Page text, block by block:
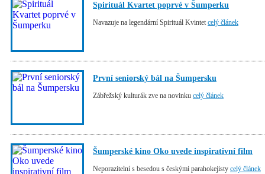
Spirituál Kvartet poprvé v Šumperku
Navazuje na legendární Spirituál Kvintet celý článek
První seniorský bál na Šumpersku
Zábřežský kulturák zve na novinku celý článek
Šumperské kino Oko uvede inspirativní film
Neporazitelní s besedou s českými parahokejisty celý článek